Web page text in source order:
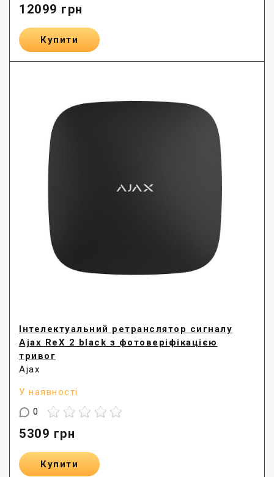
12099 грн
Купити
Інтелектуальний ретранслятор сигналу
Ajax ReX 2 black з фотоверіфікацією
тривог
Ajax
У наявності
0
5309 грн
Купити